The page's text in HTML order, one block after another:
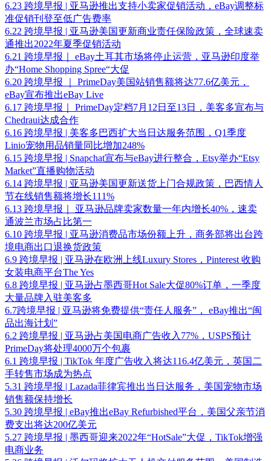
6.23 跨境早报 | 亚马逊推出支持小卖家促销活动，eBay调整标
准促销刊登至低广告费率
6.22 跨境早报 | 亚马逊美国更新商业责任保险政策，全球速卖
通推出2022年夏季促销活动
6.21 跨境早报｜ eBay土耳其市场将停止运营，亚马逊印度举
办“Home Shopping Spree“大促
6.20 跨境早报 ｜ PrimeDay美国站销售额将达77.6亿美元，
eBay宣布推出eBay Live
6.17 跨境早报｜ PrimeDay定档7月12日至13日，美客多宣布与
Chedraui达成合作
6.16 跨境早报 | 美客多巴西扩大当日达服务范围，Q1季度
Linio宠物用品销量同比增加248%
6.15 跨境早报 | Snapchat宣布与eBay进行整合，Etsy举办“Etsy
Market”直播购物活动
6.14 跨境早报 | 亚马逊美国更新送货上门合规政策，巴西情人
节在线销售额将增长111%
6.13 跨境早报｜ 亚马逊品牌卖家数量一年内增长40%，速卖
通波兰市场占比第一
6.10 跨境早报 | 亚马逊消费品市场份额上升，商务部将出台跨
境电商出口退换货政策
6.9 跨境早报 | 亚马逊在欧洲上线Luxury Stores，Pinterest 收购
女装电商平台The Yes
6.8 跨境早报 | 亚马逊占墨西哥Hot Sale大促80%订单，一季度
大量品牌入驻美客多
6.7跨境早报 | 亚马逊将免费提供“责任人服务”， eBay推出“闽
品出海计划”
6.2 跨境早报 | 亚马逊占美国电商广告收入77%，USPS预计
PrimeDay将处理4000万个包裹
6.1 跨境早报 | TikTok 年度广告收入将达116.4亿美元，英国二
手转售市场成为热点
5.31 跨境早报 | Lazada菲律宾推出当日达服务，美国宠物市场
销售额保持增长
5.30 跨境早报 | eBay推出eBay Refurbished平台，美国⽗亲节消
费⽀出将达200亿美元
5.27 跨境早报 | 墨西哥迎来2022年“HotSale”大促，TikTok增强
电商业务